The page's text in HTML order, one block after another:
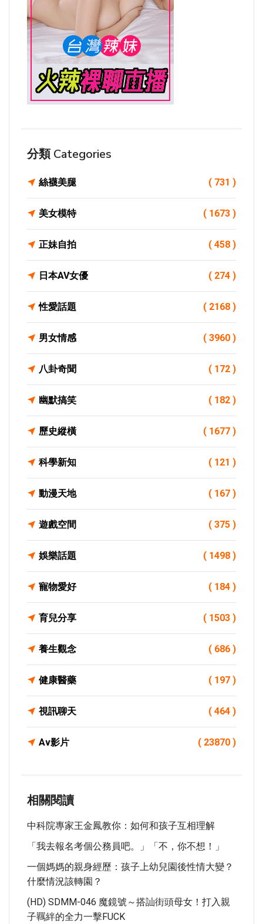
分類 Categories
絲襪美腿 ( 731 )
美女模特 ( 1673 )
正妹自拍 ( 458 )
日本AV女優 ( 274 )
性愛話題 ( 2168 )
男女情感 ( 3960 )
八卦奇聞 ( 172 )
幽默搞笑 ( 182 )
歷史縱橫 ( 1677 )
科學新知 ( 121 )
動漫天地 ( 167 )
遊戲空間 ( 375 )
娛樂話題 ( 1498 )
寵物愛好 ( 184 )
育兒分享 ( 1503 )
養生觀念 ( 686 )
健康醫藥 ( 197 )
視訊聊天 ( 464 )
Av影片 ( 23870 )
相關閱讀
中科院專家王金鳳教你：如何和孩子互相理解
「我去報名考個公務員吧。」「不，你不想！」
一個媽媽的親身經歷：孩子上幼兒園後性情大變？
什麼情況該轉園？
(HD) SDMM-046 魔鏡號～搭訕街頭母女！打入親
子羈絆的全力一擊FUCK